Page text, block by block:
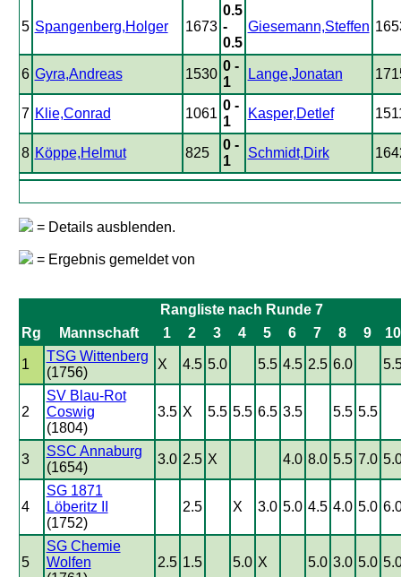
5 Spangenberg,Holger 1673
0.5
-
0.5
Giesemann,Steffen
6 Gyra,Andreas 1530
0 -
1
Lange,Jonatan
7 Klie,Conrad 1061
0 -
1
Kasper,Detlef
8 Köppe,Helmut 825
0 -
1
Schmidt,Dirk
= Details ausblenden.
= Ergebnis gemeldet von
Rangliste nach Runde 7
Rg
Mannschaft 1 2 3 4 5 6 7 8 9 10
1
TSG Wittenberg
(1756)
X 4.5 5.0 5.5 4.5 2.5 6.0
2
SV Blau-Rot
Coswig
(1804)
3.5 X 5.5 5.5 6.5 3.5 5.5 5.5
3
SSC Annaburg
(1654)
3.0 2.5 X 4.0 8.0 5.5 7.0
4
SG 1871
Löberitz II
(1752)
2.5 X 3.0 5.0 4.5 4.0 5.0
5
SG Chemie
Wolfen
2.5 1.5 5.0 X 5.0 3.0 5.0